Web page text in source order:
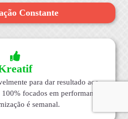
Constante
para dar resultado aos
focados em performance,
é semanal.